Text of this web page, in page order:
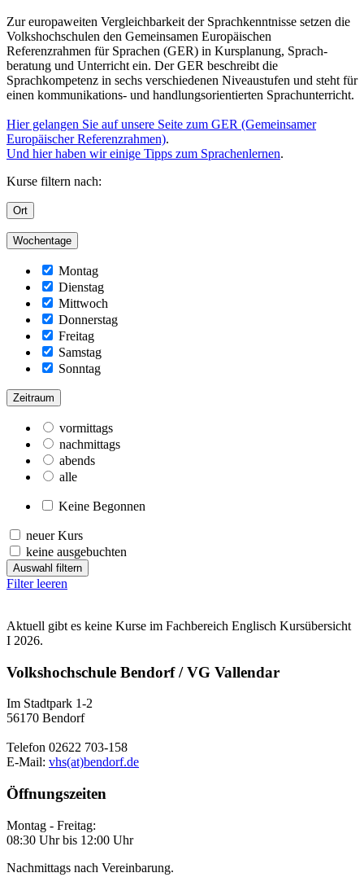
Zur europaweiten Vergleichbarkeit der Sprachkenntnisse setzen die
Volkshochschulen den Gemeinsamen Europäischen
Referenzrahmen für Sprachen (GER) in Kursplanung, Sprach-
beratung und Unterricht ein. Der GER beschreibt die
Sprachkompetenz in sechs verschiedenen Niveaustufen und steht für
einen kommunikations- und handlungsorientierten Sprachunterricht.
Hier gelangen Sie auf unsere Seite zum GER (Gemeinsamer
Europäischer Referenzrahmen).
Und hier haben wir einige Tipps zum Sprachenlernen.
Kurse filtern nach:
Ort
Wochentage
Montag
Dienstag
Mittwoch
Donnerstag
Freitag
Samstag
Sonntag
Zeitraum
vormittags
nachmittags
abends
alle
Keine Begonnen
neuer Kurs
keine ausgebuchten
Auswahl filtern
Filter leeren
Aktuell gibt es keine Kurse im Fachbereich Englisch Kursübersicht
I 2026.
Volkshochschule Bendorf / VG Vallendar
Im Stadtpark 1-2
56170 Bendorf
Telefon 02622 703-158
E-Mail: vhs(at)bendorf.de
Öffnungszeiten
Montag - Freitag:
08:30 Uhr bis 12:00 Uhr
Nachmittags nach Vereinbarung.